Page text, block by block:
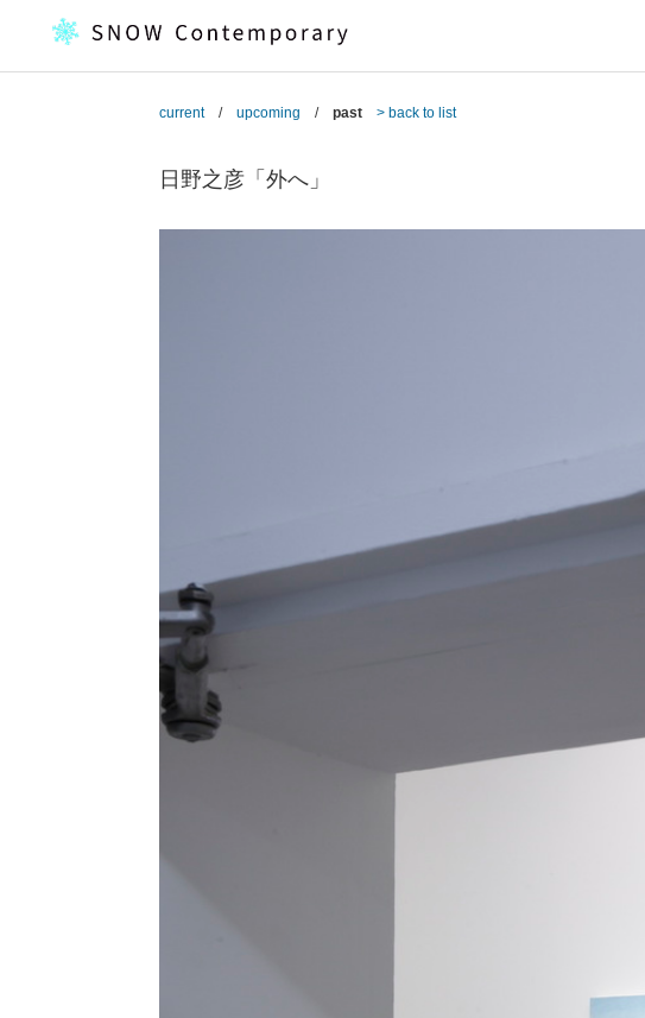
current/upcoming /past > back to list
日野之彦「外へ」